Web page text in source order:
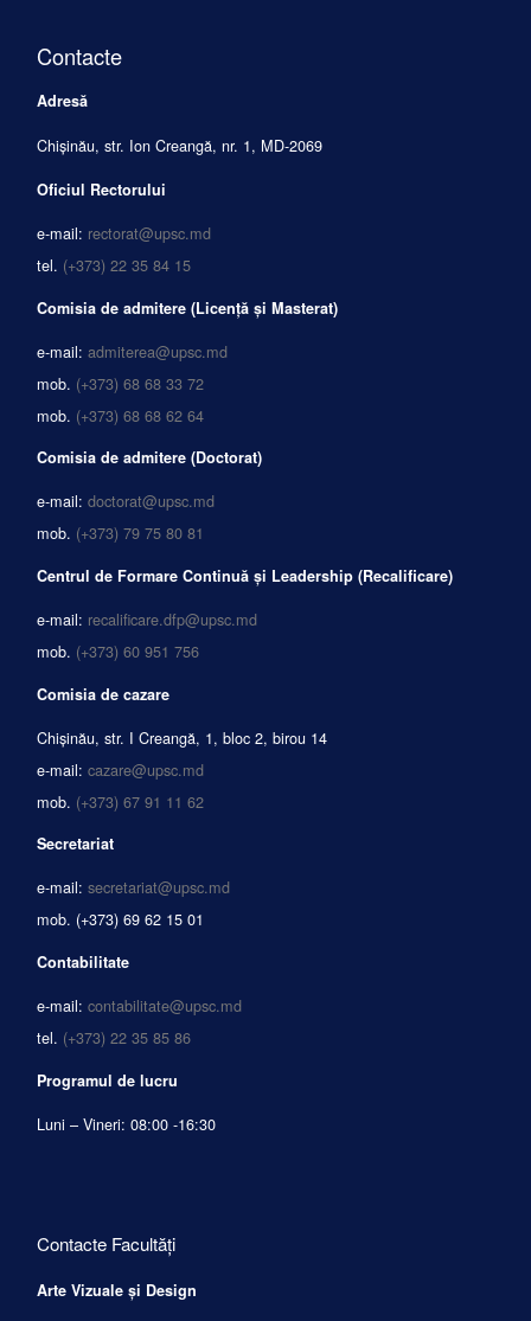
Contacte
Adresă
Chișinău, str. Ion Creangă, nr. 1, MD-2069
Oficiul Rectorului
e-mail: rectorat@upsc.md
tel. (+373) 22 35 84 15
Comisia de admitere (Licență și Masterat)
e-mail: admiterea@upsc.md
mob. (+373) 68 68 33 72
mob. (+373) 68 68 62 64
Comisia de admitere (Doctorat)
e-mail: doctorat@upsc.md
mob. (+373) 79 75 80 81
Centrul de Formare Continuă și Leadership (Recalificare)
e-mail: recalificare.dfp@upsc.md
mob. (+373) 60 951 756
Comisia de cazare
Chișinău, str. I Creangă, 1, bloc 2, birou 14
e-mail: cazare@upsc.md
mob. (+373) 67 91 11 62
Secretariat
e-mail: secretariat@upsc.md
mob. (+373) 69 62 15 01
Contabilitate
e-mail: contabilitate@upsc.md
tel. (+373) 22 35 85 86
Programul de lucru
Luni – Vineri: 08:00 -16:30
Contacte Facultăți
Arte Vizuale și Design